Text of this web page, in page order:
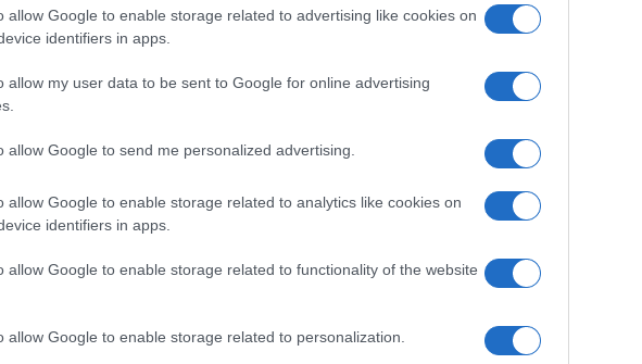
allow Google to enable storage related to advertising like cookies on
identifiers in apps.
allow my user data to be sent to Google for online advertising
allow Google to send me personalized advertising.
allow Google to enable storage related to analytics like cookies on
identifiers in apps.
allow Google to enable storage related to functionality of the website
allow Google to enable storage related to personalization.
monitorare una vasta gamma di attività
grazie alla sua resistenza all’acqua di
strumenti essenziali per gli avventurieri che
di perdersi.
della salute
del TicWatch Pro 5 Enduro è la sua
ore. Questo lo rende un compagno
o viaggi in cui non è possibile ricaricare
un orologio per sportivi; il monitoraggio